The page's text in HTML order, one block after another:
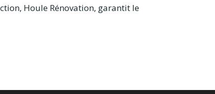
Houle Rénovation, garantit le